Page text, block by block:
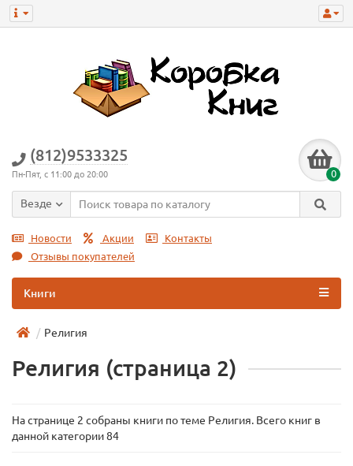
(812)9533325
Пн-Пят, с 11:00 до 20:00 0
Везде
Новости Акции
Контакты
Отзывы покупателей
Книги
Религия
Религия (страница 2)
На странице 2 собраны книги по теме Религия. Всего книг в
данной категории 84